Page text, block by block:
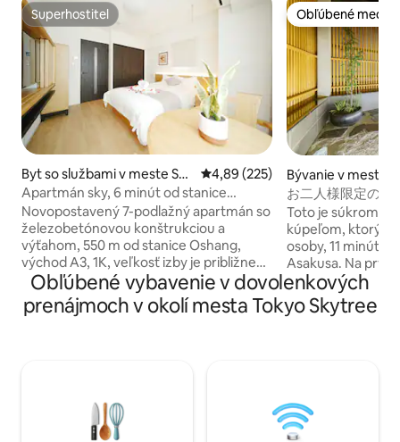
Superhostiteľ
Superhostiteľ
Byt so službami v meste Su
mida City
Priemerné ohodnotenie 4,89 z
4,89 (225)
Apartmán sky, 6 minút od stanice
Oshiage, v blízkosti veže Skytree, priamy
prístup do Asakusa, Ueno, Ginza,
Shibuya a na letisko. Úschova batožiny,
izba 602. Oshiage.
Novopostavený 7-podlažný apartmán so
železobetónovou konštrukciou a
výťahom, 550 m od stanice Oshang,
východ A3, 1K, veľkosť izby je približne
25 metrov štvorcových, 2 jednolôžka 1,2
m, najnovšia zostava nábytku z
masívneho dreva, spotrebiče, posteľná
posteľami z masívneho dreva, vhodná
pre 1 až 4 osoby (štandardne pre 2
osoby), s televízorom, klimatizáciou,
Obľúbené medzi
Obľúbené medzi
Bývanie v meste
お二人様限定の露
和風のラグジュア
上野観光拠点 ｜
Toto je súkromný
kúpeľom, ktorý
osoby, 11 minút
Asakusa. Na prvom poschodí sa
nachádza
poschodí je
manželskou
V okolí sa
večierky,
rôzne obchody.
Obľúbené vybavenie v dovolenkových
prenájmoch v okolí mesta Tokyo Skytree